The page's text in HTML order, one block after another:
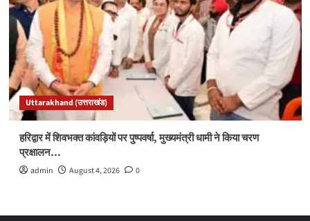
Uttarakhand (उत्तराखंड)
हरिद्वार में शिवभक्त कांवड़ियों पर पुष्पवर्षा, मुख्यमंत्री धामी ने किया चरण
प्रक्षालन…
admin August 4, 2026 0